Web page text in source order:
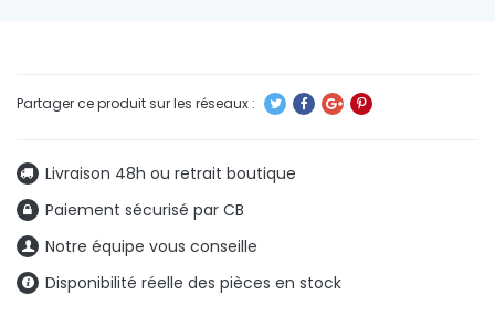
Livraison 48h ou retrait boutique
Paiement sécurisé par CB
Notre équipe vous conseille
Disponibilité réelle des pièces en stock